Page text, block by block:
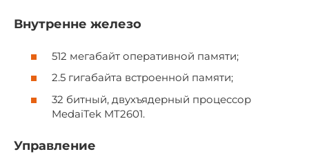
Внутренне железо
512 мегабайт оперативной памяти;
2.5 гигабайта встроенной памяти;
32 битный, двухъядерный процессор
MedaiTek MT2601.
Управление